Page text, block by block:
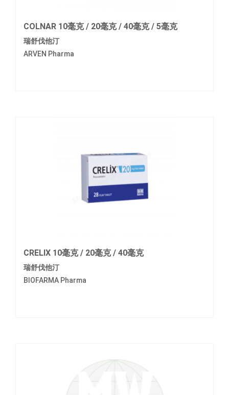
COLNAR 10毫克 / 20毫克 / 40毫克 / 5毫克
瑞舒伐他汀
ARVEN Pharma
CRELIX 10毫克 / 20毫克 / 40毫克
瑞舒伐他汀
BIOFARMA Pharma